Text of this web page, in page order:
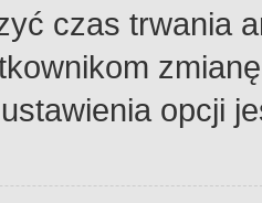
czas trwania
opcji